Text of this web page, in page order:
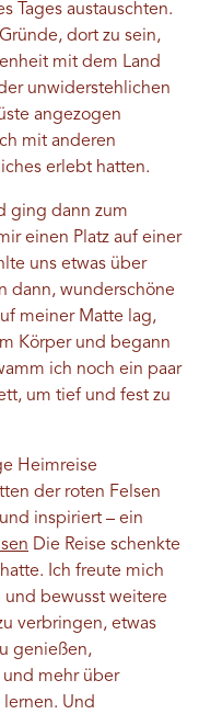
Tages austauschten.
dort zu sein,
mit dem Land
unwiderstehlichen
angezogen
mit anderen
erlebt hatten.
ging dann zum
einen Platz auf einer
uns etwas über
dann, wunderschöne
meiner Matte lag,
Körper und begann
ich noch ein paar
um tief und fest zu
Heimreise
der roten Felsen
inspiriert – ein
Die Reise schenkte
Ich freute mich
und bewusst weitere
verbringen, etwas
genießen,
und mehr über
lernen. Und